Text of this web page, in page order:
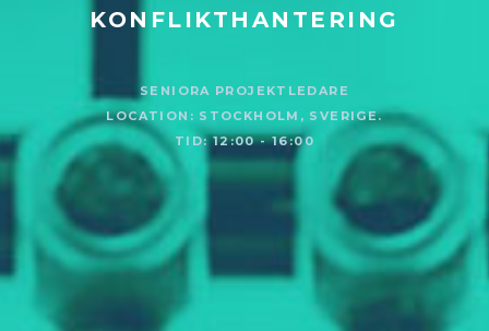
KONFLIKTHANTERING
SENIORA PROJEKTLEDARE
LOCATION: STOCKHOLM, SVERIGE.
TID: 12:00 - 16:00